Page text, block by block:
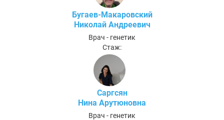
Бугаев-Макаровский
Николай Андреевич
Врач - генетик
Стаж:
Саргсян
Нина Арутюновна
Врач - генетик